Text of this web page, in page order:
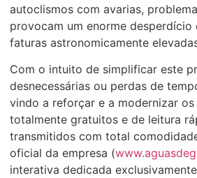
autoclismos com avarias,
provocam um enorme
faturas astronomicamente
Com o intuito de simplificar este
desnecessárias ou perdas de
vindo a reforçar e a modernizar
totalmente gratuitos e de leitura
transmitidos com total
oficial da empresa (
interativa dedicada